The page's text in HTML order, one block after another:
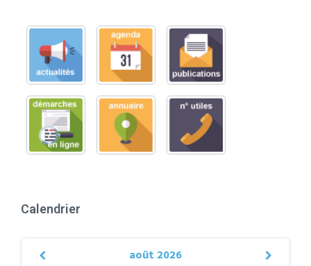
Calendrier
août 2026
Previous